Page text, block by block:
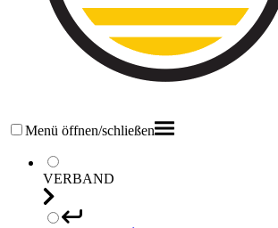
Menü öffnen/schließen
VERBAND